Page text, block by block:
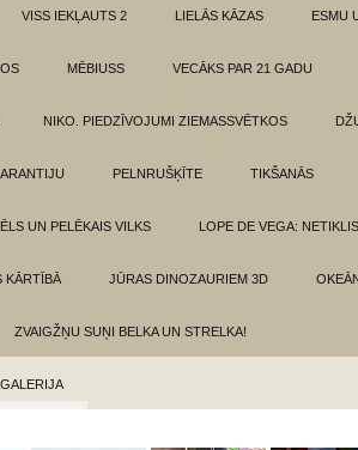
VISS IEKĻAUTS 2 LIELĀS KĀZAS ESMU
MĒBIUSS VECĀKS PAR 21 GADU
NIKO. PIEDZĪVOJUMI ZIEMASSVĒTKOS
PELNRUŠĶĪTE TIKŠANĀS
UN PELĒKAIS VILKS LOPE DE VEGA:
KĀRTĪBĀ JŪRAS DINOZAURIEM 3D
ZVAIGŽŅU SUŅI BELKA UN STRELKA!